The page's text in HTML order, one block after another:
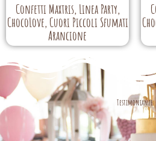
Confetti Maxtris, Linea Party,
ChocoLove, Cuori Piccoli Sfumati
Arancione
Testimonianze